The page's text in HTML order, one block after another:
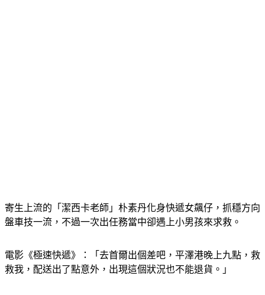
寄生上流的「潔西卡老師」朴素丹化身快遞女飆仔，抓穩方向
盤車技一流，不過一次出任務當中卻遇上小男孩來求救。
電影《極速快遞》：「去首爾出個差吧，平澤港晚上九點，救
救我，配送出了點意外，出現這個狀況也不能退貨。」